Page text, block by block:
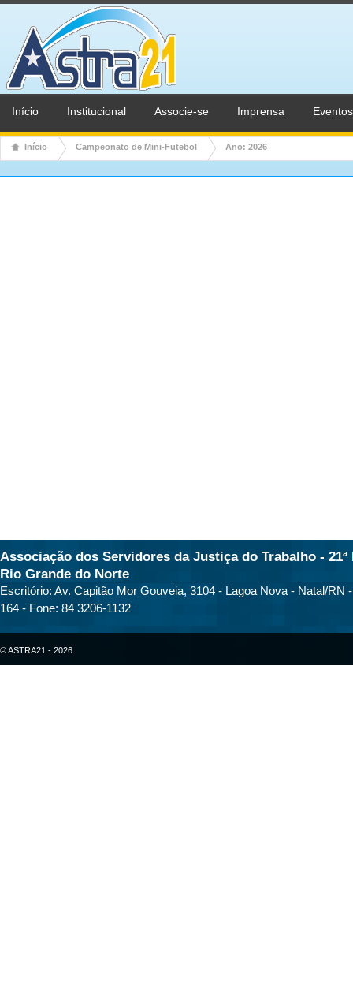
Início Institucional Associe-se Imprensa Eventos
Início Campeonato de Mini-Futebol Ano: 2026
Associação dos Servidores da Justiça do Trabalho - 21ª
Rio Grande do Norte
Escritório: Av. Capitão Mor Gouveia, 3104 - Lagoa Nova - Natal/RN
164 - Fone: 84 3206-1132
© ASTRA21 - 2026